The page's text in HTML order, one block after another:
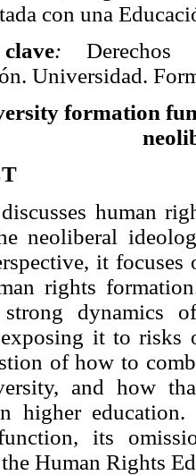
con una
: Derechos
Universidad.
formation
human
neoliberal
it
rights
dynamics
it to risks
of how to
and how
higher
its
Human Rights